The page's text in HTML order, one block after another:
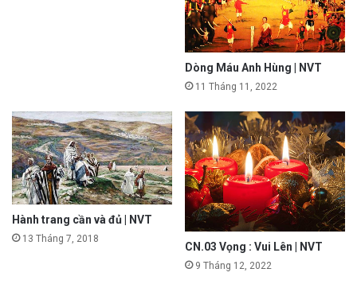
Dòng Máu Anh Hùng | NVT
11 Tháng 11, 2022
Hành trang cần và đủ | NVT
13 Tháng 7, 2018
CN.03 Vọng : Vui Lên | NVT
9 Tháng 12, 2022